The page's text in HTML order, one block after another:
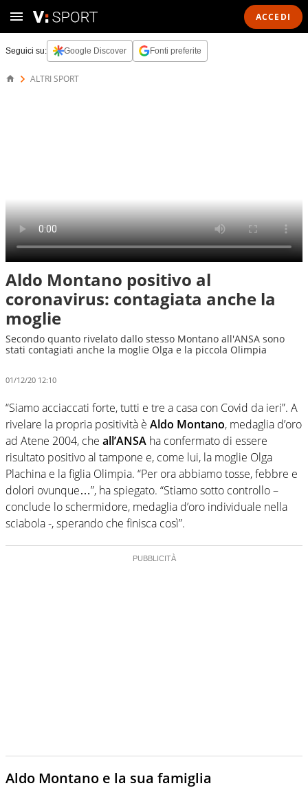
ACCEDI
Seguici su: Google Discover Fonti preferite
ALTRI SPORT
Aldo Montano positivo al
coronavirus: contagiata anche la
moglie
Secondo quanto rivelato dallo stesso Montano all'ANSA sono
stati contagiati anche la moglie Olga e la piccola Olimpia
01/12/20 12:10
“Siamo acciaccati forte, tutti e tre a casa con Covid da ieri”. A
rivelare la propria positività è Aldo Montano, medaglia d’oro
ad Atene 2004, che all’ANSA ha confermato di essere
risultato positivo al tampone e, come lui, la moglie Olga
Plachina e la figlia Olimpia. “Per ora abbiamo tosse, febbre e
dolori ovunque…”, ha spiegato. “Stiamo sotto controllo –
conclude lo schermidore, medaglia d’oro individuale nella
sciabola -, sperando che finisca così”.
Aldo Montano e la sua famiglia